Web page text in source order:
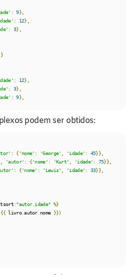
: 9},
: 12},
: 3},
: 12},
: 3},
: 9},
podem ser obtidos:
: { 'nome' : 'George' 'idade' : 45}},
'autor' : {'nome' : 'Kurt' 'idade' : 75}},
: {'nome' : 'Lewis' 'idade' : 33}},
:"autor.idade" %}
livro.autor. nome }})